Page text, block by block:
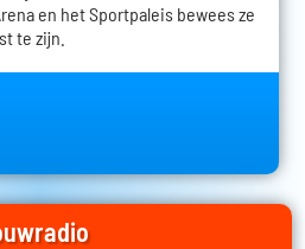
en het Sportpaleis bewees ze
te zijn.